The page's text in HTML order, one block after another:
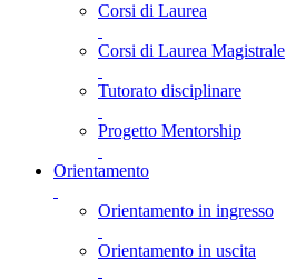
Corsi di Laurea
Corsi di Laurea Magistrale
Tutorato disciplinare
Progetto Mentorship
Orientamento
Orientamento in ingresso
Orientamento in uscita